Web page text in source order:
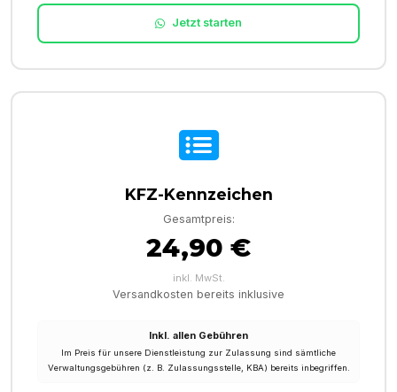
Jetzt starten
KFZ-Kennzeichen
Gesamtpreis:
24,90 €
inkl. MwSt.
Versandkosten bereits inklusive
Inkl. allen Gebühren
Im Preis für unsere Dienstleistung zur Zulassung sind sämtliche
Verwaltungsgebühren (z. B. Zulassungsstelle, KBA) bereits inbegriffen.